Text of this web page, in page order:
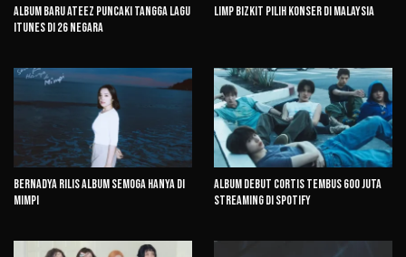
Album Baru ATEEZ Puncaki Tangga Lagu
iTunes di 26 Negara
Limp Bizkit Pilih Konser di Malaysia
Bernadya Rilis Album Semoga Hanya di
Mimpi
Album Debut CORTIS Tembus 600 Juta
Streaming di Spotify